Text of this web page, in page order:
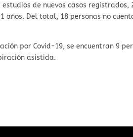
de nuevos casos registrados,
años. Del total, 18 personas no
por Covid-19, se encuentran 9
asistida.